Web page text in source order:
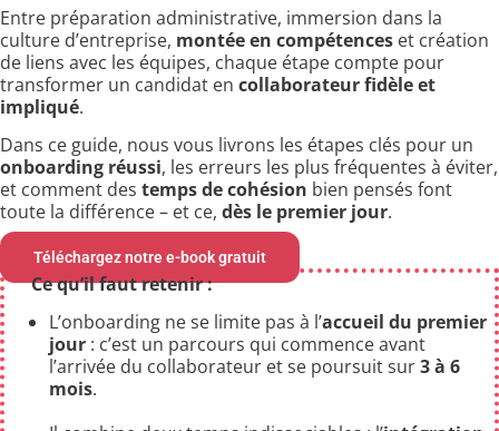
Entre préparation administrative, immersion dans la
culture d’entreprise, montée en compétences et création
de liens avec les équipes, chaque étape compte pour
transformer un candidat en collaborateur fidèle et
impliqué.
Dans ce guide, nous vous livrons les étapes clés pour un
onboarding réussi, les erreurs les plus fréquentes à éviter,
et comment des temps de cohésion bien pensés font
toute la différence – et ce, dès le premier jour.
Téléchargez notre e-book gratuit
Ce qu’il faut retenir :
L’onboarding ne se limite pas à l’accueil du premier
jour : c’est un parcours qui commence avant
l’arrivée du collaborateur et se poursuit sur3 à 6
mois.